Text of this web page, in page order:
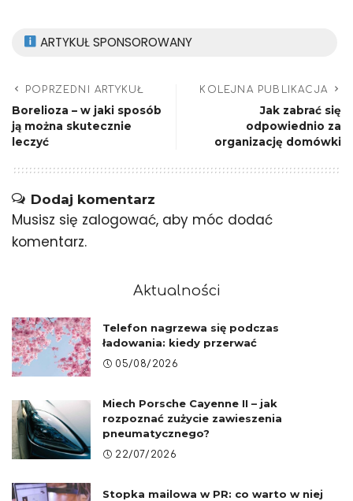
ARTYKUŁ SPONSOROWANY
POPRZEDNI ARTYKUŁ
Borelioza – w jaki sposób
ją można skutecznie
leczyć
KOLEJNA PUBLIKACJA
Jak zabrać się
odpowiednio za
organizację domówki
Dodaj komentarz
Musisz się zalogować, aby móc dodać
komentarz.
Aktualności
Telefon nagrzewa się podczas
ładowania: kiedy przerwać
05/08/2026
Miech Porsche Cayenne II – jak
rozpoznać zużycie zawieszenia
pneumatycznego?
22/07/2026
Stopka mailowa w PR: co warto w niej